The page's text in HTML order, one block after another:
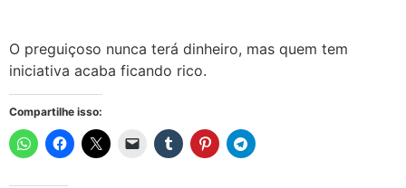
O preguiçoso nunca terá dinheiro, mas quem tem
iniciativa acaba ficando rico.
Compartilhe isso: